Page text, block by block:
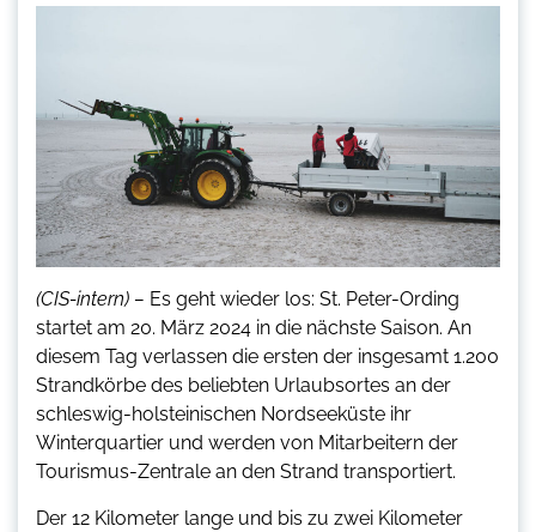
(CIS-intern) – Es geht wieder los: St. Peter-Ording
startet am 20. März 2024 in die nächste Saison. An
diesem Tag verlassen die ersten der insgesamt 1.200
Strandkörbe des beliebten Urlaubsortes an der
schleswig-holsteinischen Nordseeküste ihr
Winterquartier und werden von Mitarbeitern der
Tourismus-Zentrale an den Strand transportiert.
Der 12 Kilometer lange und bis zu zwei Kilometer